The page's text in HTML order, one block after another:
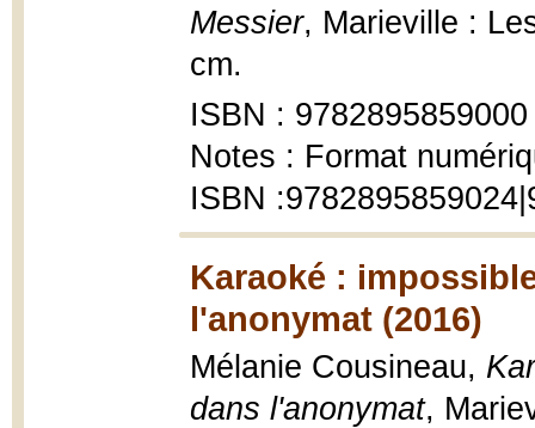
Messier, Marieville :
cm.
ISBN : 9782895859000
Notes : Format
ISBN
Karaoké :
l'anonymat (2016)
Mélanie Cousineau,
dans l'anonymat,